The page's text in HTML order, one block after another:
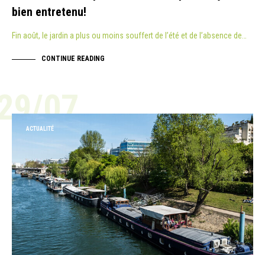
bien entretenu!
Fin août, le jardin a plus ou moins souffert de l’été et de l’absence de…
CONTINUE READING
07
ACTUALITÉ